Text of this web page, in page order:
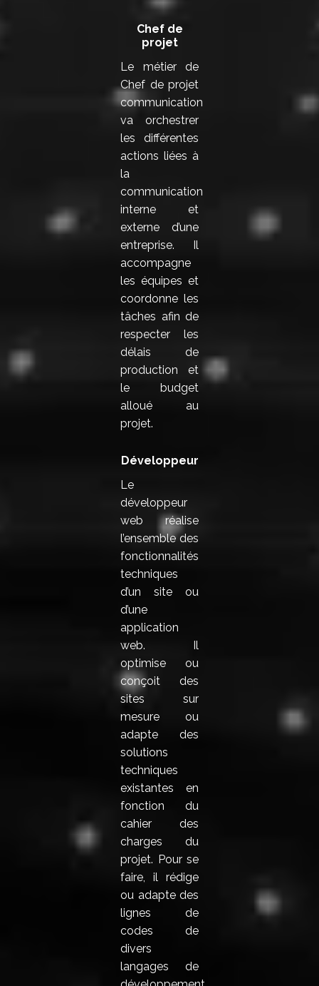
Chef de
projet
Le métier de
Chef de projet
communication
va orchestrer
les différentes
actions liées à
la
communication
interne et
externe d’une
entreprise. Il
accompagne
les équipes et
coordonne les
tâches afin de
respecter les
délais de
production et
le budget
alloué au
projet.
Développeur
Le
développeur
web réalise
l’ensemble des
fonctionnalités
techniques
d’un site ou
d’une
application
web. Il
optimise ou
conçoit des
sites sur
mesure ou
adapte des
solutions
techniques
existantes en
fonction du
cahier des
charges du
projet. Pour se
faire, il rédige
ou adapte des
lignes de
codes de
divers
langages de